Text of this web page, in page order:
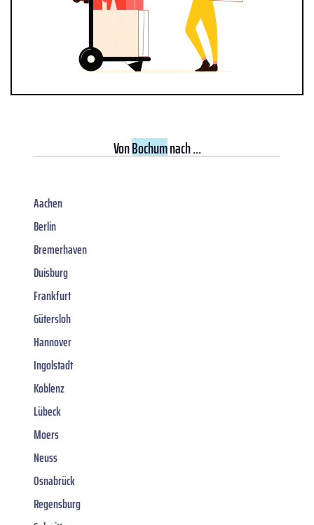
VonBochumnach ...
Aachen
Berlin
Bremerhaven
Duisburg
Frankfurt
Gütersloh
Hannover
Ingolstadt
Koblenz
Lübeck
Moers
Neuss
Osnabrück
Regensburg